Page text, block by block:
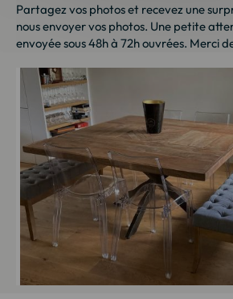
Partagez vos photos et recevez une
nous envoyer vos photos. Une petite
envoyée sous 48h à 72h ouvrées. Merci